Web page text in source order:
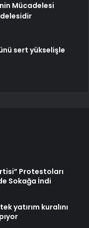
Mücadelesi
sert yükselişle
Protestoları
Sokağa İndi
yatırım kuralını